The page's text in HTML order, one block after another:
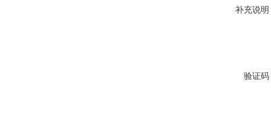
补充说明
验证码